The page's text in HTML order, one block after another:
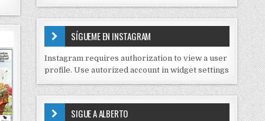
N
T
I
D
S
E
SÍGUEME EN INSTAGRAM
Instagram requires authorization to view a user
profile. Use autorized account in widget settings
SIGUE A ALBERTO